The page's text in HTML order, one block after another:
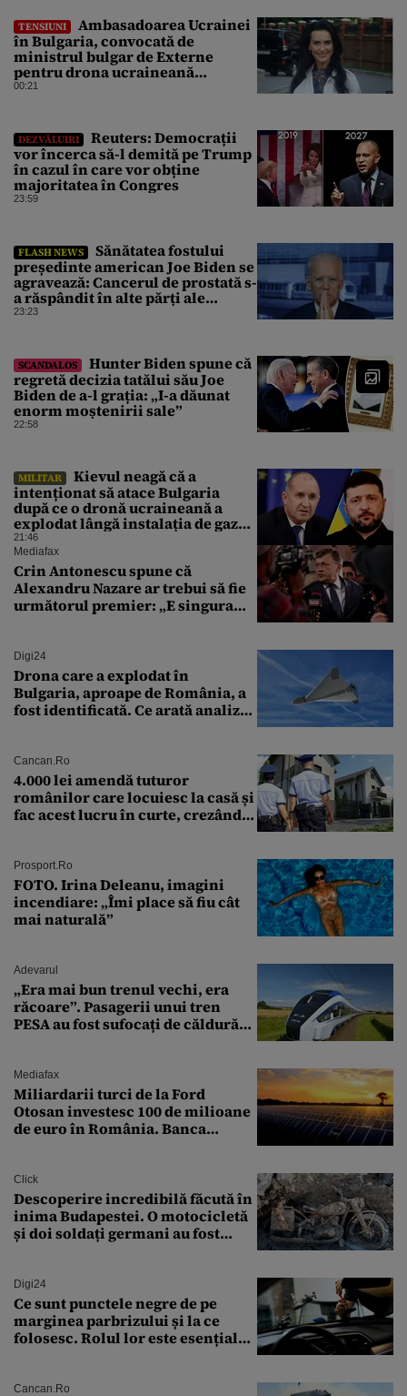
TENSIUNI
Ambasadoarea Ucrainei
în Bulgaria, convocată de
ministrul bulgar de Externe
pentru drona ucraineană
prăbușită în apropierea
00:21
DEZVĂLUIRI
Reuters: Democrații
vor încerca să-l demită pe Trump
în cazul în care vor obține
majoritatea în Congres
23:59
FLASH NEWS
Sănătatea fostului
președinte american Joe Biden se
agravează: Cancerul de prostată s-
a răspândit în alte părți ale
corpului
23:23
SCANDALOS
Hunter Biden spune că
regretă decizia tatălui său Joe
Biden de a-l grația: „I-a dăunat
enorm moștenirii sale”
22:58
MILITAR
Kievul neagă că a
intenționat să atace Bulgaria
după ce o dronă ucraineană a
explodat lângă instalația de gaz
de la granița României
21:46
Mediafax
Crin Antonescu spune că
Alexandru Nazare ar trebui să fie
următorul premier: „E singura
Digi24
Drona care a explodat în
Bulgaria, aproape de România, a
fost identificată. Ce arată analiza
Cancan.ro
4.000 lei amendă tuturor
românilor care locuiesc la casă și
fac acest lucru în curte, crezând
Prosport.ro
FOTO. Irina Deleanu, imagini
incendiare: „Îmi place să fiu cât
mai naturală”
Adevarul
„Era mai bun trenul vechi, era
răcoare”. Pasagerii unui tren
PESA au fost sufocați de căldură
Mediafax
Miliardarii turci de la Ford
Otosan investesc 100 de milioane
de euro în România. Banca
Click
Descoperire incredibilă făcută în
inima Budapestei. O motocicletă
și doi soldați germani au fost
Digi24
Ce sunt punctele negre de pe
marginea parbrizului și la ce
folosesc. Rolul lor este esențial
Cancan.ro